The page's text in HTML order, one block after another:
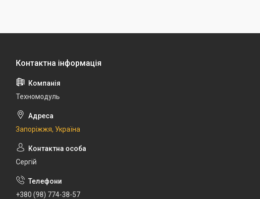
Техномодуль
Запоріжжя, Україна
Сергій
+380 (98) 774-38-57